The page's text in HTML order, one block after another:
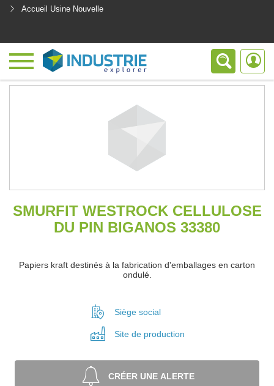
Accueil Usine Nouvelle
SMURFIT WESTROCK CELLULOSE
DU PIN BIGANOS 33380
Papiers kraft destinés à la fabrication d'emballages en carton
ondulé.
Siège social
Site de production
CRÉER UNE ALERTE